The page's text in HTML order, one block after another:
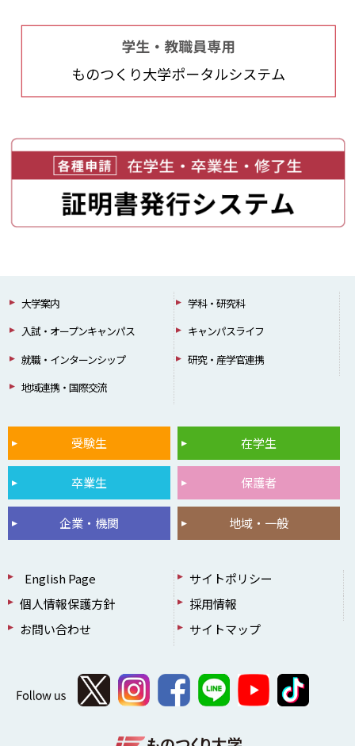
大学案内
学科・研究科
入試・オープンキャンパス
キャンパスライフ
就職・インターンシップ
研究・産学官連携
地域連携・国際交流
受験生 在学生
卒業生 保護者
企業・機関 地域・一般
English Page
サイトポリシー
個人情報保護方針
採用情報
お問い合わせ
サイトマップ